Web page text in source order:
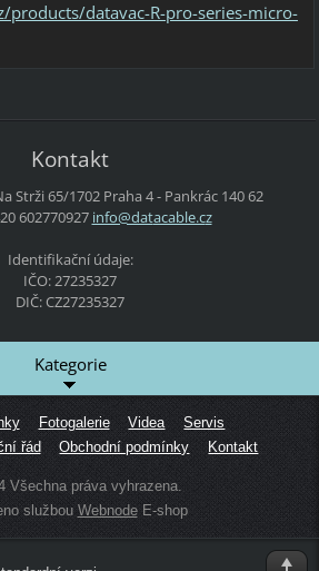
products/datavac-R-pro-series-micro-
Kontakt
Strži 65/1702Praha 4 - Pankrác140 62
602770927 info@datacable.cz
Identifikační údaje:
IČO: 27235327
DIČ: CZ27235327
Kategorie
Fotogalerie Videa
Servis
řád Obchodní podmínky Kontakt
Všechna práva vyhrazena.
službouWebnodeE-shop